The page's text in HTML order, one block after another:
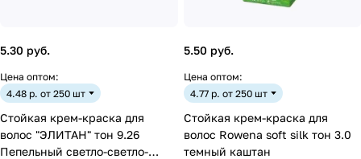
5.30 руб.
Цена оптом:
4.48 р. от 250 шт
Стойкая крем-краска для
волос "ЭЛИТАН" тон 9.26
Пепельный светло-светло-
5.50 руб.
Цена оптом:
4.77 р. от 250 шт
Стойкая крем-краска для
волос Rowena soft silk тон 3.0
темный каштан